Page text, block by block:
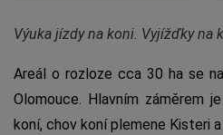
Výuka jízdy na koni. Vyjížďky na
Areál o rozloze cca 30 ha se
Olomouce. Hlavním záměrem
koní, chov koní plemene Kisteri